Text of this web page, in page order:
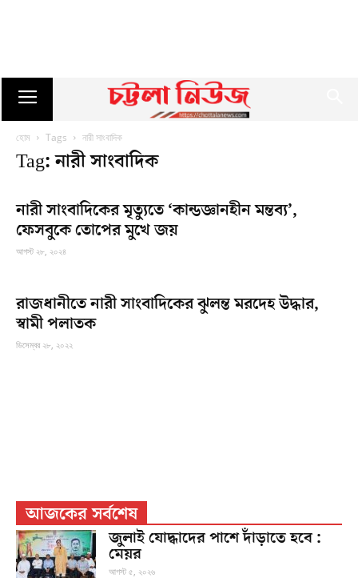
হোম Tags নারী সাংবাদিক
Tag: নারী সাংবাদিক
নারী সাংবাদিকের মৃত্যুতে ‘কান্ডজ্ঞানহীন মন্তব্য’,
ফেসবুকে তোপের মুখে জয়
আগস্ট ২৮, ২০২৪
রাজধানীতে নারী সাংবাদিকের ঝুলন্ত মরদেহ উদ্ধার,
স্বামী পলাতক
ডিসেম্বর ২৮, ২০২২
আজকের সর্বশেষ
জুলাই যোদ্ধাদের পাশে দাঁড়াতে হবে :
মেয়র
আগস্ট ৫, ২০২৬